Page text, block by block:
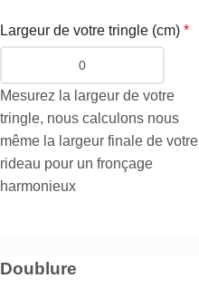
Largeur de votre tringle (cm) *
Mesurez la largeur de votre
tringle, nous calculons nous
même la largeur finale de votre
rideau pour un fronçage
harmonieux
Doublure